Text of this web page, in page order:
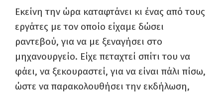
Εκείνη την ώρα καταφτάνει κι ένας από τους
εργάτες με τον οποίο είχαμε δώσει
ραντεβού, για να με ξεναγήσει στο
μηχανουργείο. Είχε πεταχτεί σπίτι του να
φάει, να ξεκουραστεί, για να είναι πάλι πίσω,
ώστε να παρακολουθήσει την εκδήλωση,